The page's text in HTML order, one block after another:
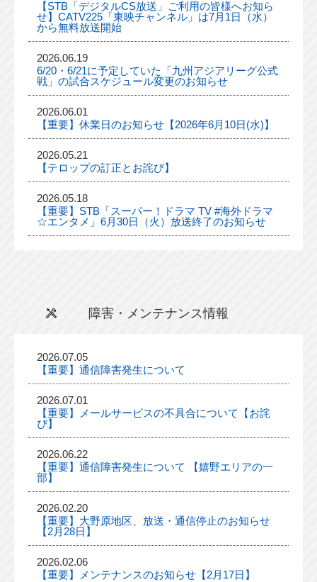
【STB「デジタルCS放送」ご利用の皆様へお知ら
せ】CATV225「東映チャンネル」は7月1日（水）
から無料放送開始
2026.06.19
6/20・6/21に予定していた「九州アジアリーグ公式
戦」の試合スケジュール変更のお知らせ
2026.06.01
【重要】休業日のお知らせ【2026年6月10日(水)】
2026.05.21
【テロップの訂正とお詫び】
2026.05.18
【重要】STB「スーパー！ドラマ TV #海外ドラマ
☆エンタメ」6月30日（火）放送終了のお知らせ
障害・メンテナンス情報
2026.07.05
【重要】通信障害発生について
2026.07.01
【重要】メールサービスの不具合について【お詫
び】
2026.06.22
【重要】通信障害発生について 【嬉野エリアの一
部】
2026.02.20
【重要】大野原地区、放送・通信停止のお知らせ
【2月28日】
2026.02.06
【重要】メンテナンスのお知らせ【2月17日】